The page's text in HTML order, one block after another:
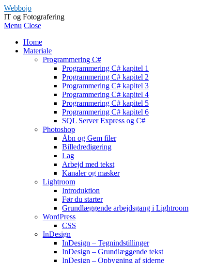
Webbojo
IT og Fotografering
Menu Close
Home
Materiale
Programmering C#
Programmering C# kapitel 1
Programmering C# kapitel 2
Programmering C# kapitel 3
Programmering C# kapitel 4
Programmering C# kapitel 5
Programmering C# kapitel 6
SQL Server Express og C#
Photoshop
Åbn og Gem filer
Billedredigering
Lag
Arbejd med tekst
Kanaler og masker
Lightroom
Introduktion
Før du starter
Grundlæggende arbejdsgang i Lightroom
WordPress
CSS
InDesign
InDesign – Tegnindstillinger
InDesign – Grundlæggende tekst
InDesign – Opbygning af siderne